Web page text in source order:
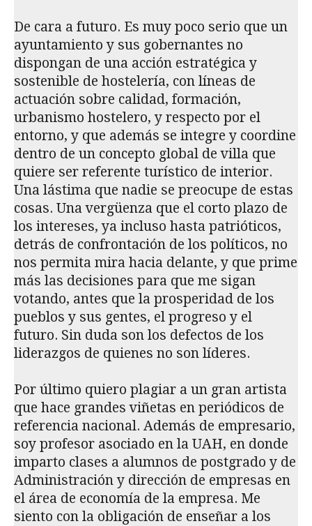
De cara a futuro. Es muy poco serio que un
ayuntamiento y sus gobernantes no
dispongan de una acción estratégica y
sostenible de hostelería, con líneas de
actuación sobre calidad, formación,
urbanismo hostelero, y respecto por el
entorno, y que además se integre y coordine
dentro de un concepto global de villa que
quiere ser referente turístico de interior.
Una lástima que nadie se preocupe de estas
cosas. Una vergüenza que el corto plazo de
los intereses, ya incluso hasta patrióticos,
detrás de confrontación de los políticos, no
nos permita mira hacia delante, y que prime
más las decisiones para que me sigan
votando, antes que la prosperidad de los
pueblos y sus gentes, el progreso y el
futuro. Sin duda son los defectos de los
liderazgos de quienes no son líderes.
Por último quiero plagiar a un gran artista
que hace grandes viñetas en periódicos de
referencia nacional. Además de empresario,
soy profesor asociado en la UAH, en donde
imparto clases a alumnos de postgrado y de
Administración y dirección de empresas en
el área de economía de la empresa. Me
siento con la obligación de enseñar a los